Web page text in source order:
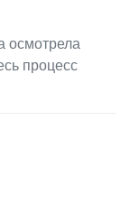
осмотрела
процесс